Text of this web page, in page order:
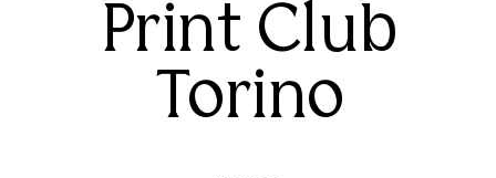
Print Club
Torino